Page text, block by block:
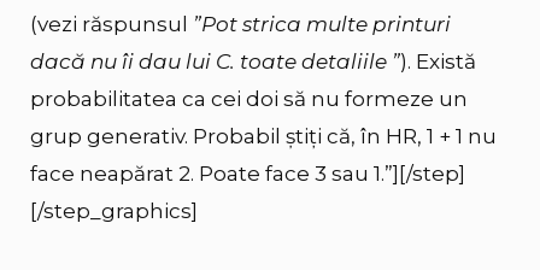
(vezi răspunsul ”Pot strica multe printuri
dacă nu îi dau lui C. toate detaliile ”). Există
probabilitatea ca cei doi să nu formeze un
grup generativ. Probabil știți că, în HR, 1 + 1 nu
face neapărat 2. Poate face 3 sau 1.”][/step]
[/step_graphics]